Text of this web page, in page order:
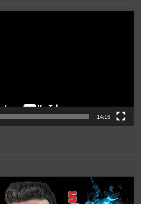
14:15